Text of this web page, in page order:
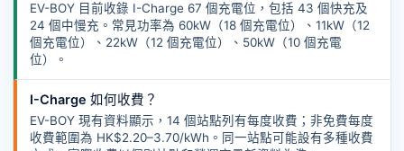
EV-BOY 目前收錄 I-Charge 67 個充電位，包括 43 個快充及
24 個中慢充。常見功率為 60kW（18 個充電位）、11kW（12
個充電位）、22kW（12 個充電位）、50kW（10 個充電
位）。
I-Charge 如何收費？
EV-BOY 現有資料顯示，14 個站點列有每度收費；非免費每度
收費範圍為 HK$2.20–3.70/kWh。同一站點可能設有多種收費